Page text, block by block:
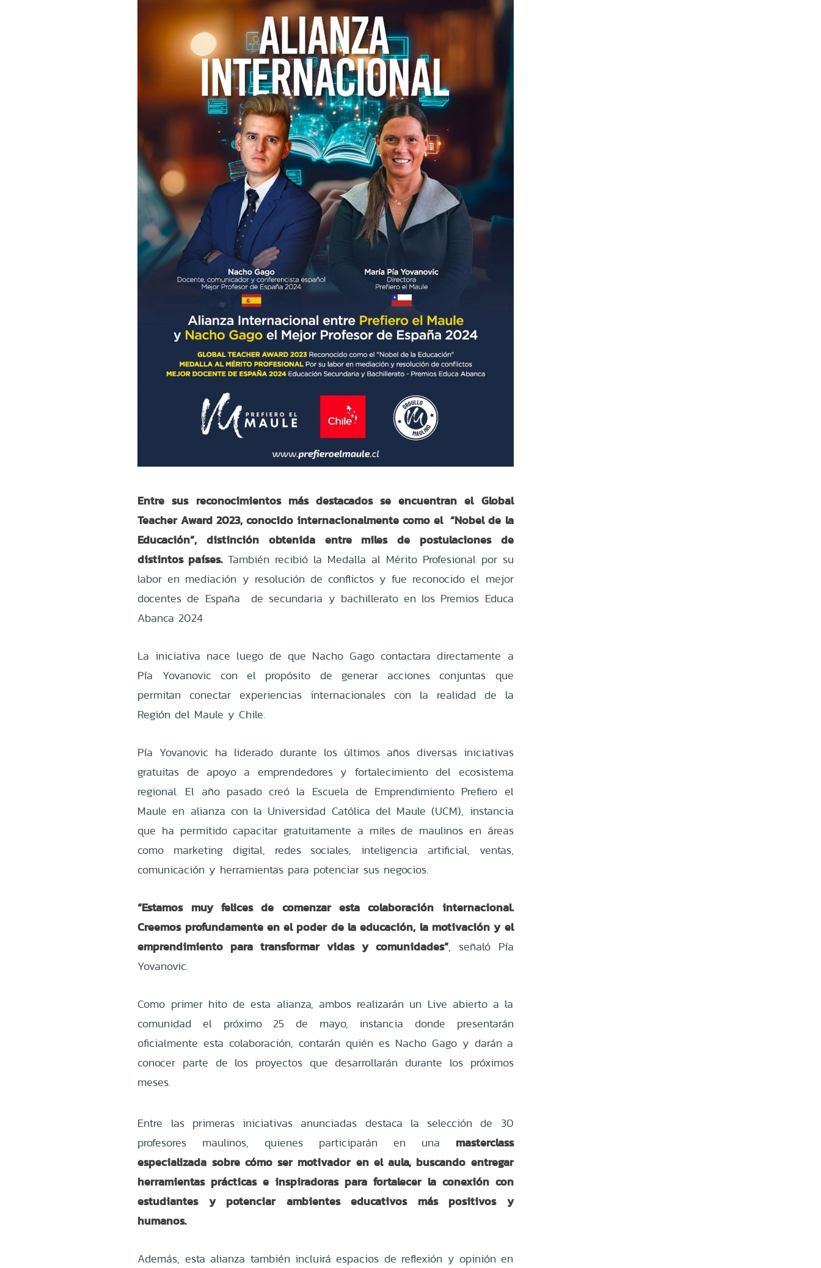
Entre sus reconocimientos más destacados se encuentran el Global
Teacher Award 2023, conocido internacionalmente como el “Nobel de la
Educación”, distinción obtenida entre miles de postulaciones de
distintos países.También recibió la Medalla al Mérito Profesional por su
labor en mediación y resolución de conflictos y fue reconocido el mejor
docentes de España
de secundaria y bachillerato en los Premios Educa
Abanca 2024
La iniciativa nace luego de que Nacho Gago contactara directamente a
Pía Yovanovic con el propósito de generar acciones conjuntas que
permitan conectar experiencias internacionales con la realidad de la
Región del Maule y Chile.
Pía Yovanovic ha liderado durante los últimos años diversas iniciativas
gratuitas de apoyo a emprendedores y fortalecimiento del ecosistema
regional. El año pasado creó la Escuela de Emprendimiento Prefiero el
Maule en alianza con la Universidad Católica del Maule (UCM), instancia
que ha permitido capacitar gratuitamente a miles de maulinos en áreas
como marketing digital, redes sociales, inteligencia artificial, ventas,
comunicación y herramientas para potenciar sus negocios.
“Estamos muy felices de comenzar esta colaboración internacional.
Creemos profundamente en el poder de la educación, la motivación y el
emprendimiento para transformar vidas y comunidades”, señaló Pía
Yovanovic.
Como primer hito de esta alianza, ambos realizarán un Live abierto a la
comunidad el próximo 25 de mayo, instancia donde presentarán
oficialmente esta colaboración, contarán quién es Nacho Gago y darán a
conocer parte de los proyectos que desarrollarán durante los próximos
meses.
Entre las primeras iniciativas anunciadas destaca la selección de 30
profesores maulinos, quienes participarán en una masterclass
especializada sobre cómo ser motivador en el aula, buscando entregar
herramientas prácticas e inspiradoras para fortalecer la conexión con
estudiantes y potenciar ambientes educativos más positivos y
humanos.
Además, esta alianza también incluirá espacios de reflexión y opinión en